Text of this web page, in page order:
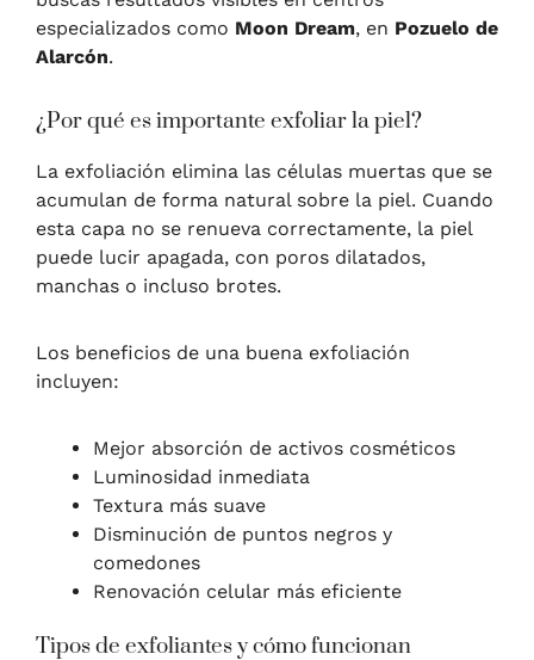
especializados como Moon Dream, en Pozuelo de
Alarcón.
¿Por qué es importante exfoliar la piel?
La exfoliación elimina las células muertas que se
acumulan de forma natural sobre la piel. Cuando
esta capa no se renueva correctamente, la piel
puede lucir apagada, con poros dilatados,
manchas o incluso brotes.
Los beneficios de una buena exfoliación
incluyen:
Mejor absorción de activos cosméticos
Luminosidad inmediata
Textura más suave
Disminución de puntos negros y
comedones
Renovación celular más eficiente
Tipos de exfoliantes y cómo funcionan